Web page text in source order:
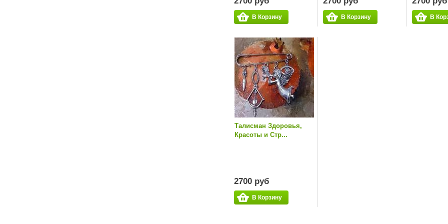
В Корзину В Корзину В
Талисман Здоровья,
Красоты и Стр...
2700 руб
В Корзину